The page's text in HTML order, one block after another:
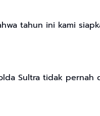
tahun ini kami
Sultra tidak